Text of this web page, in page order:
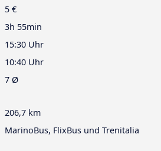
5 €
3h 55min
15:30 Uhr
10:40 Uhr
7 Ø
206,7 km
MarinoBus, FlixBus und Trenitalia